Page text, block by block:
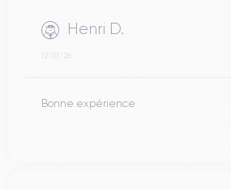
Henri D.
12/07/26
Bonne expérience